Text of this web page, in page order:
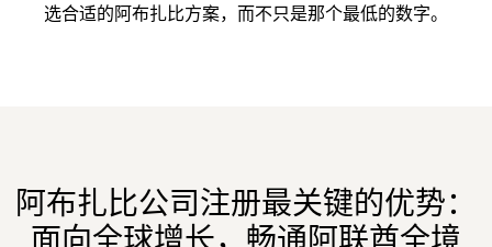
选合适的阿布扎比方案，而不只是那个最低的数字。
阿布扎比公司注册最关键的优势：
面向全球增长，畅通阿联酋全境